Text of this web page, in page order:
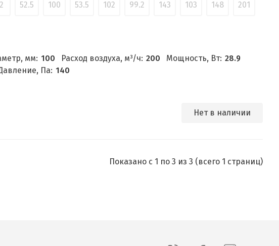
52.5 100 53.5 102 99.2 143 103 148 201
мм: 100 Расход воздуха, м³/ч: 200 Мощность, Вт: 28.9
Па: 140
Нет в наличии
Показано с 1 по 3 из 3 (всего 1 страниц)